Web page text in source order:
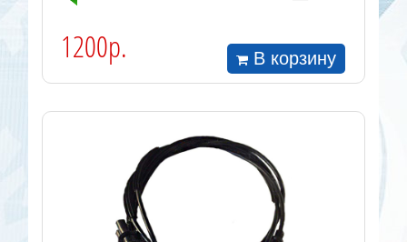
1200р. В корзину